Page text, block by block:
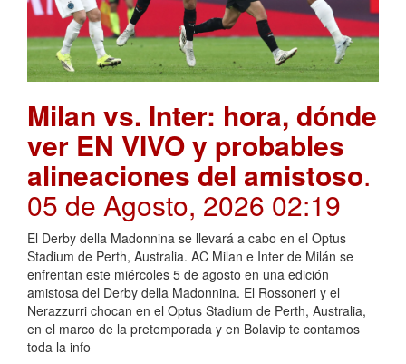
Milan vs. Inter: hora, dónde
ver EN VIVO y probables
alineaciones del amistoso.
05 de Agosto, 2026 02:19
El Derby della Madonnina se llevará a cabo en el Optus
Stadium de Perth, Australia. AC Milan e Inter de Milán se
enfrentan este miércoles 5 de agosto en una edición
amistosa del Derby della Madonnina. El Rossoneri y el
Nerazzurri chocan en el Optus Stadium de Perth, Australia,
en el marco de la pretemporada y en Bolavip te contamos
toda la info